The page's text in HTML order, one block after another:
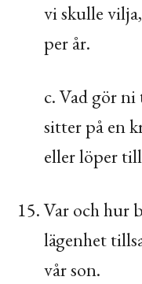
vi skulle
per år.
c. Vad gör
sitter på en
eller löper
Var och hur
lägenhet
vår son.